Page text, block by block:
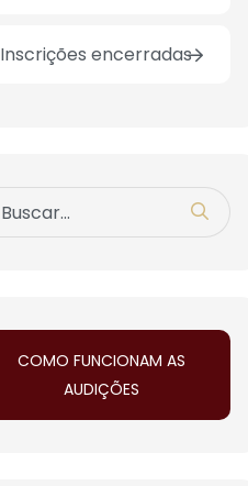
Inscrições encerradas
COMO FUNCIONAM AS
AUDIÇÕES